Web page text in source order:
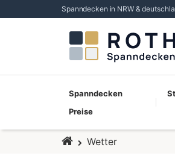
Spanndecken in NRW &
Spanndecken
Preise
Startseite
Wetter